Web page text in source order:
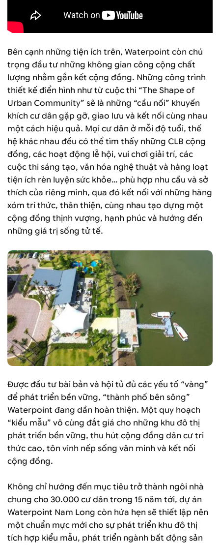
Bên cạnh những tiện ích trên, Waterpoint còn chú
trọng đầu tư những không gian công cộng chất
lượng nhằm gắn kết cộng đồng. Những công trình
thiết kế điển hình như từ cuộc thi “The Shape of
Urban Community” sẽ là những “cầu nối” khuyến
khích cư dân gặp gỡ, giao lưu và kết nối cùng nhau
một cách hiệu quả. Mọi cư dân ở mỗi độ tuổi, thế
hệ khác nhau đều có thể tìm thấy những CLB cộng
đồng, các hoạt động lễ hội, vui chơi giải trí, các
cuộc thi sáng tạo, văn hóa nghệ thuật và hàng loạt
tiện ích rèn luyện sức khỏe… phù hợp nhu cầu và sở
thích của riêng mình, qua đó kết nối với những hàng
xóm trí thức, thân thiện, cùng nhau tạo dựng một
cộng đồng thịnh vượng, hạnh phúc và hướng đến
những giá trị sống tử tế.
Được đầu tư bài bản và hội tủ đủ các yếu tố “vàng”
để phát triển bền vững, “thành phố bên sông”
Waterpoint đang dần hoàn thiện. Một quy hoạch
“kiểu mẫu” vô cùng đắt giá cho những khu đô thị
phát triển bền vững, thu hút cộng đồng dân cư tri
thức cao, tôn vinh nếp sống văn minh và kết nối
cộng đồng.
Không chỉ hướng đến mục tiêu trở thành ngôi nhà
chung cho 30.000 cư dân trong 15 năm tới, dự án
Waterpoint Nam Long còn hứa hẹn sẽ thiết lập nên
một chuẩn mực mới cho sự phát triển khu đô thị
tích hợp kiểu mẫu, phát triển ngành bất động sản